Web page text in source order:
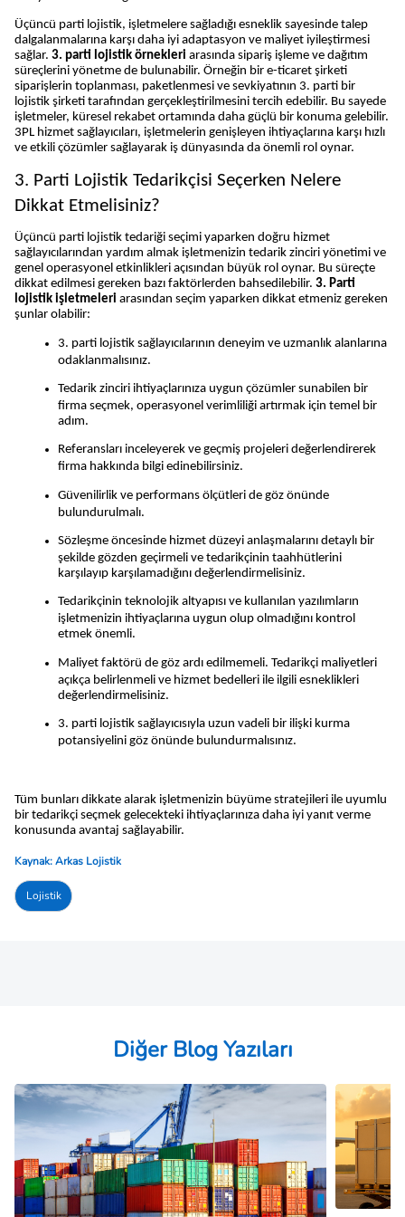
Üçüncü parti lojistik, işletmelere sağladığı esneklik sayesinde talep
dalgalanmalarına karşı daha iyi adaptasyon ve maliyet iyileştirmesi
sağlar. 3. parti lojistik örnekleri arasında sipariş işleme ve dağıtım
süreçlerini yönetme de bulunabilir. Örneğin bir e-ticaret şirketi
siparişlerin toplanması, paketlenmesi ve sevkiyatının 3. parti bir
lojistik şirketi tarafından gerçekleştirilmesini tercih edebilir. Bu sayede
işletmeler, küresel rekabet ortamında daha güçlü bir konuma gelebilir.
3PL hizmet sağlayıcıları, işletmelerin genişleyen ihtiyaçlarına karşı hızlı
ve etkili çözümler sağlayarak iş dünyasında da önemli rol oynar.
3. Parti Lojistik Tedarikçisi Seçerken Nelere
Dikkat Etmelisiniz?
Üçüncü parti lojistik tedariği seçimi yaparken doğru hizmet
sağlayıcılarından yardım almak işletmenizin tedarik zinciri yönetimi ve
genel operasyonel etkinlikleri açısından büyük rol oynar. Bu süreçte
dikkat edilmesi gereken bazı faktörlerden bahsedilebilir. 3. Parti
lojistik işletmeleri arasından seçim yaparken dikkat etmeniz gereken
şunlar olabilir:
3. parti lojistik sağlayıcılarının deneyim ve uzmanlık alanlarına
odaklanmalısınız.
Tedarik zinciri ihtiyaçlarınıza uygun çözümler sunabilen bir
firma seçmek, operasyonel verimliliği artırmak için temel bir
adım.
Referansları inceleyerek ve geçmiş projeleri değerlendirerek
firma hakkında bilgi edinebilirsiniz.
Güvenilirlik ve performans ölçütleri de göz önünde
bulundurulmalı.
Sözleşme öncesinde hizmet düzeyi anlaşmalarını detaylı bir
şekilde gözden geçirmeli ve tedarikçinin taahhütlerini
karşılayıp karşılamadığını değerlendirmelisiniz.
Tedarikçinin teknolojik altyapısı ve kullanılan yazılımların
işletmenizin ihtiyaçlarına uygun olup olmadığını kontrol
etmek önemli.
Maliyet faktörü de göz ardı edilmemeli. Tedarikçi maliyetleri
açıkça belirlenmeli ve hizmet bedelleri ile ilgili esneklikleri
değerlendirmelisiniz.
3. parti lojistik sağlayıcısıyla uzun vadeli bir ilişki kurma
potansiyelini göz önünde bulundurmalısınız.
Tüm bunları dikkate alarak işletmenizin büyüme stratejileri ile uyumlu
bir tedarikçi seçmek gelecekteki ihtiyaçlarınıza daha iyi yanıt verme
konusunda avantaj sağlayabilir.
Kaynak: Arkas Lojistik
Lojistik
Diğer Blog Yazıları